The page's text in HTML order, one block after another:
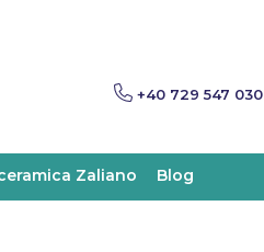
+40 729 547 030
Zaliano Blog